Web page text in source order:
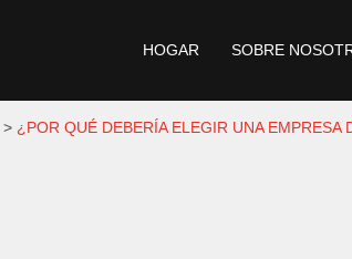
HOGAR SOBRE
¿POR QUÉ DEBERÍA ELEGIR UNA